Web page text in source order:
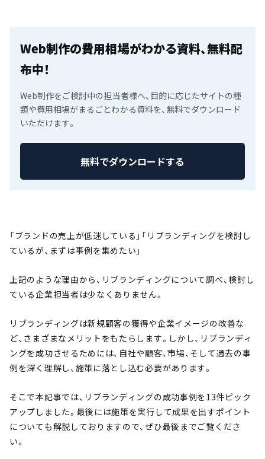
Web制作の費用相場がわかる資料、無料配
布中！
Web制作をご検討中の担当者様へ、目的に応じたサイトの種
類や費用相場がまるごとわかる資料を、無料でダウンロード
いただけます。
無料でダウンロードする
「ブランドの売上が低迷している」「リブランディングを検討し
ているが、まずは事例を集めたい」
上記のような理由から、リブランディングについて調べ、検討し
ている企業担当者は少なくありません。
リブランディングは新規顧客の獲得や企業イメージの改善な
ど、さまざまなメリットをもたらします。しかし、リブランディ
ングを成功させるためには、自社や顧客、市場、そして過去の事
例を深く理解し、施策に落とし込む必要があります。
そこで本記事では、リブランディングの成功事例を13件ピック
アップしました。最後には施策を実行して成果を出すポイント
についても解説しておりますので、ぜひ最後までご覧くださ
い。